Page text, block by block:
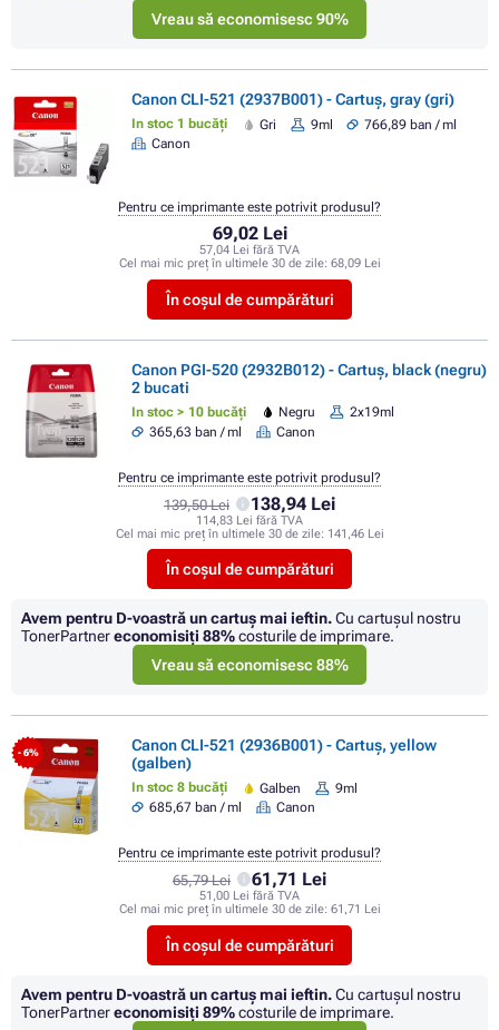
Vreau să economisesc 90%
Canon CLI-521 (2937B001) - Cartuș, gray (gri)
In stoc 1 bucăți Gri 9ml
766,89 ban / ml
Canon
69,02 Lei
57,04 Lei fără TVA
Cel mai mic preț în ultimele 30 de zile: 68,09 Lei
În coșul de cumpărături
Pentru ce imprimante este potrivit produsul?
Canon PGI-520 (2932B012) - Cartuș, black (negru)
2 bucati
In stoc > 10 bucăți Negru
2x19ml
365,63 ban / ml
Canon
139,50 Lei 138,94 Lei
114,83 Lei fără TVA
Cel mai mic preț în ultimele 30 de zile: 141,46 Lei
În coșul de cumpărături
Pentru ce imprimante este potrivit produsul?
Avem pentru D-voastră un cartuș mai ieftin.Cu cartuşul nostru
TonerPartnereconomisiţi 88%costurile de imprimare.
Vreau să economisesc 88%
- 6%
Canon CLI-521 (2936B001) - Cartuș, yellow
(galben)
In stoc 8 bucăți Galben
9ml
685,67 ban / ml
Canon
65,79 Lei 61,71 Lei
51,00 Lei fără TVA
Cel mai mic preț în ultimele 30 de zile: 61,71 Lei
În coșul de cumpărături
Pentru ce imprimante este potrivit produsul?
Avem pentru D-voastră un cartuș mai ieftin.Cu cartuşul nostru
TonerPartnereconomisiţi 89%costurile de imprimare.